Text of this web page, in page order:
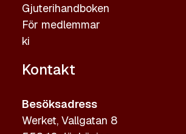
Gjuterihandboken
För medlemmar
ki
Kontakt
Besöksadress
Werket, Vallgatan 8